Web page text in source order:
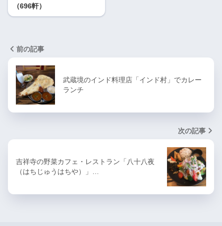
（696軒）
前の記事
武蔵境のインド料理店「インド村」でカレー
ランチ
次の記事
吉祥寺の野菜カフェ・レストラン「八十八夜
（はちじゅうはちや）」…